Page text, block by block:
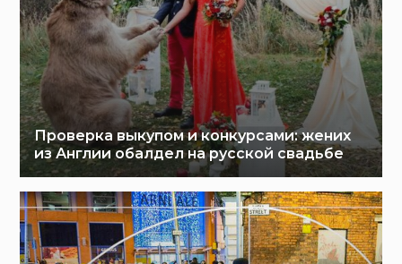
Проверка выкупом и конкурсами: жених
из Англии обалдел на русской свадьбе